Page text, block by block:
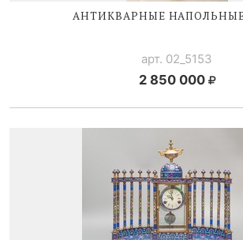
АНТИКВАРНЫЕ
арт. 02_5153
2 850 000